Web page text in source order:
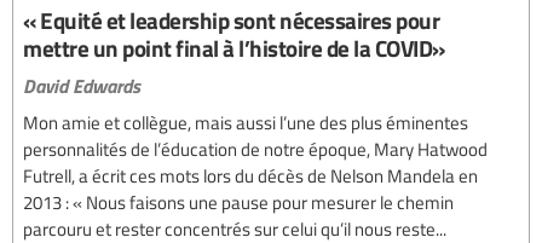
« Equité et leadership sont nécessaires pour
mettre un point final à l’histoire de la COVID»
David Edwards
Mon amie et collègue, mais aussi l’une des plus éminentes
personnalités de l’éducation de notre époque, Mary Hatwood
Futrell, a écrit ces mots lors du décès de Nelson Mandela en
2013 : « Nous faisons une pause pour mesurer le chemin
parcouru et rester concentrés sur celui qu’il nous reste...